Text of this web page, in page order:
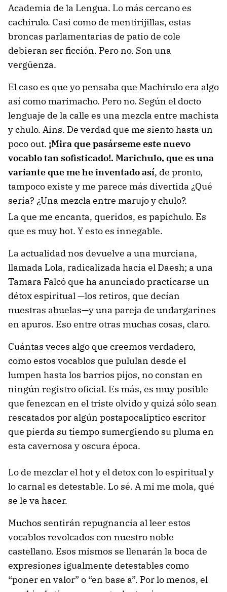
Academia de la Lengua. Lo más cercano es
cachirulo. Casi como de mentirijillas, estas
broncas parlamentarias de patio de cole
debieran ser ficción. Pero no. Son una
vergüenza.
El caso es que yo pensaba que Machirulo era algo
así como marimacho. Pero no. Según el docto
lenguaje de la calle es una mezcla entre machista
y chulo. Ains. De verdad que me siento hasta un
poco out. ¡Mira que pasárseme este nuevo
vocablo tan sofisticado!. Marichulo, que es una
variante que me he inventado así, de pronto,
tampoco existe y me parece más divertida ¿Qué
sería? ¿Una mezcla entre marujo y chulo?.
La que me encanta, queridos, es papichulo. Es
que es muy hot. Y esto es innegable.
La actualidad nos devuelve a una murciana,
llamada Lola, radicalizada hacia el Daesh; a una
Tamara Falcó que ha anunciado practicarse un
détox espiritual —los retiros, que decían
nuestras abuelas—y una pareja de undargarines
en apuros. Eso entre otras muchas cosas, claro.
Cuántas veces algo que creemos verdadero,
como estos vocablos que pululan desde el
lumpen hasta los barrios pijos, no constan en
ningún registro oficial. Es más, es muy posible
que fenezcan en el triste olvido y quizá sólo sean
rescatados por algún postapocalíptico escritor
que pierda su tiempo sumergiendo su pluma en
esta cavernosa y oscura época.
Lo de mezclar el hot y el detox con lo espiritual y
lo carnal es detestable. Lo sé. A mi me mola, qué
se le va hacer.
Muchos sentirán repugnancia al leer estos
vocablos revolcados con nuestro noble
castellano. Esos mismos se llenarán la boca de
expresiones igualmente detestables como
“poner en valor” o “en base a”. Por lo menos, el